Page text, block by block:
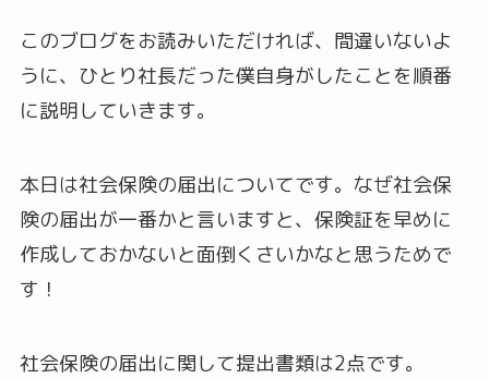
このブログをお読みいただければ、間違いないよ
うに、ひとり社長だった僕自身がしたことを順番
に説明していきます。
本日は社会保険の届出についてです。なぜ社会保
険の届出が一番かと言いますと、保険証を早めに
作成しておかないと面倒くさいかなと思うためで
す！
社会保険の届出に関して提出書類は2点です。